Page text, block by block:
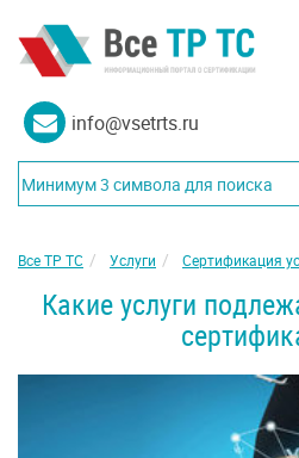
info@vsetrts.ru
Все ТР ТС Услуги Сертификация
Какие услуги